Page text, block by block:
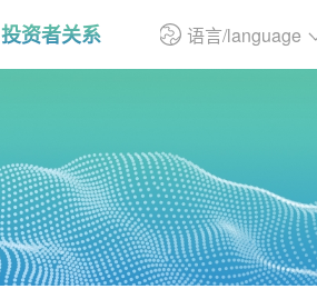
投资者关系 语言/language